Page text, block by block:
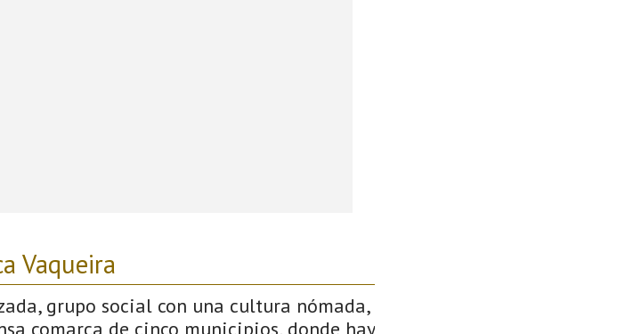
Vaqueira
grupo social con una cultura nómada,
comarca de cinco municipios, donde hay